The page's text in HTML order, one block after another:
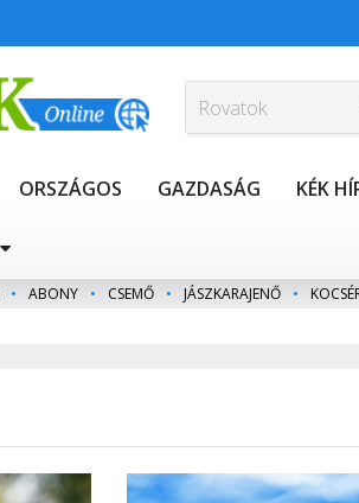
ORSZÁGOS GAZDASÁG KÉK
• ABONY • CSEMŐ • JÁSZKARAJENŐ •